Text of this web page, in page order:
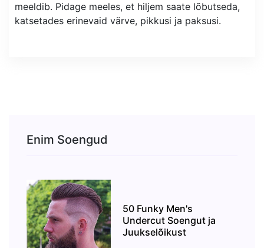
meeldib. Pidage meeles, et hiljem saate lõbutseda,
katsetades erinevaid värve, pikkusi ja paksusi.
Enim Soengud
50 Funky Men's
Undercut Soengut ja
Juukselõikust